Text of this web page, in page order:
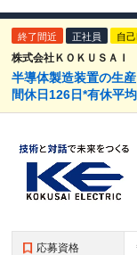
終了間近 正社員 自
株式会社ＫＯＫＵＳＡＩ
半導体製造装置の生
間休日126日*有休平
応募資格